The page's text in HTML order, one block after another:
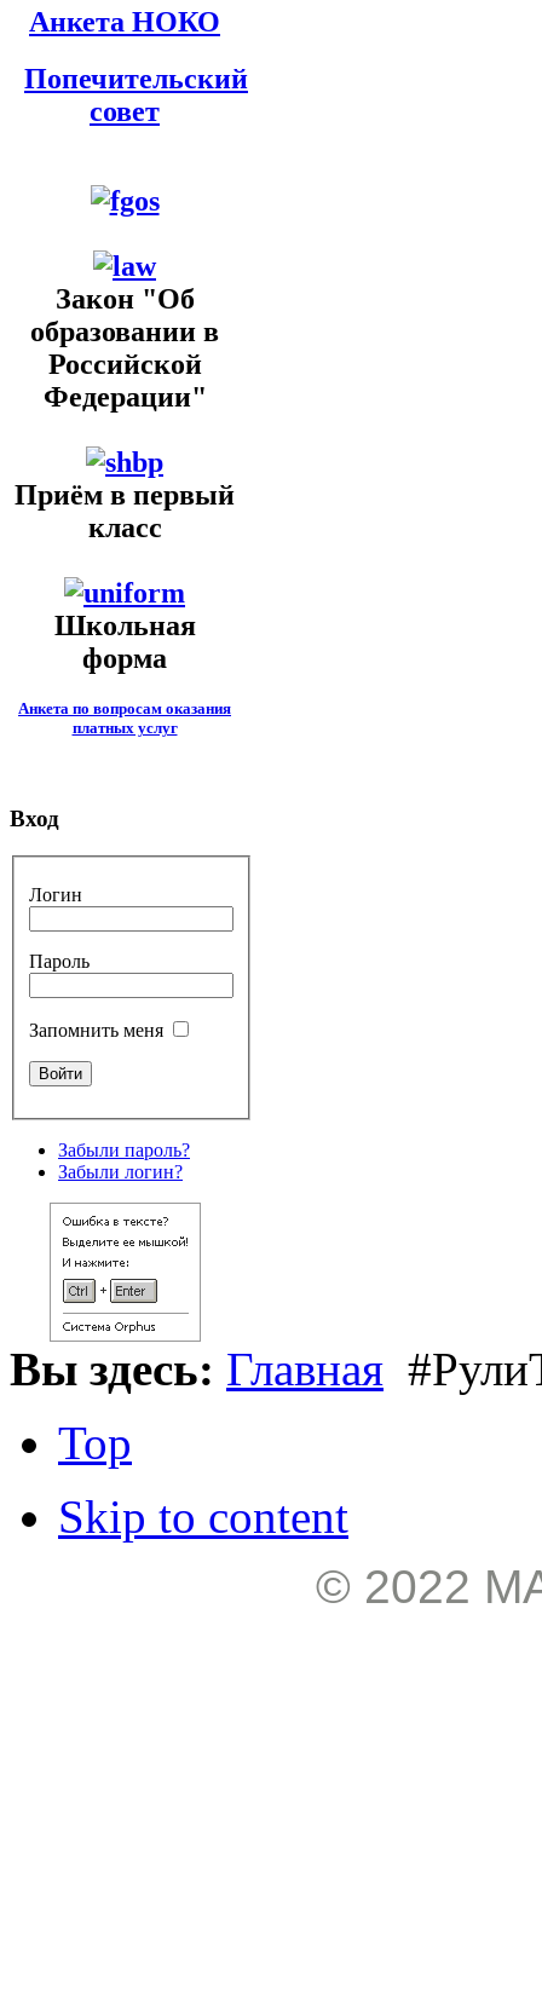
Анкета НОКО
Попечительский
совет
Закон "Об
образовании в
Российской
Федерации"
Приём в первый
класс
Школьная
форма
Анкета по вопросам оказания
платных услуг
Вход
Логин
Пароль
Запомнить меня
Забыли пароль?
Забыли логин?
Вы здесь: Главная
Top
Skip to content
© 2022